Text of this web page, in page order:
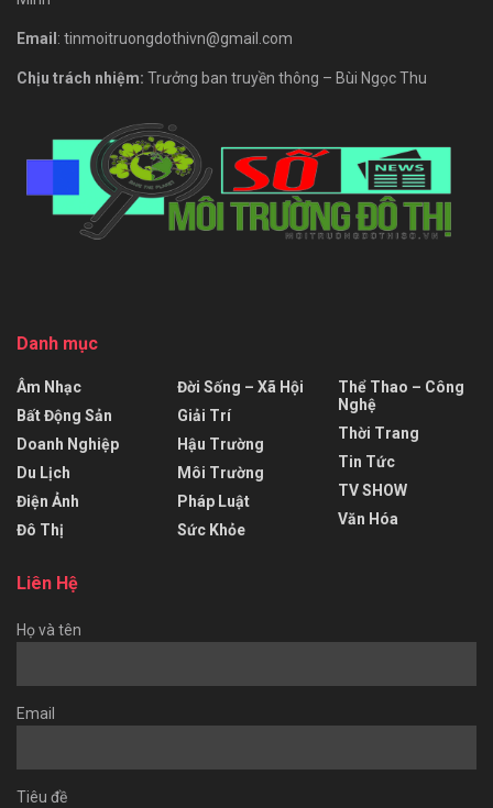
Email: tinmoitruongdothivn@gmail.com
Chịu trách nhiệm: Trưởng ban truyền thông – Bùi Ngọc Thu
Danh mục
Âm Nhạc
Bất Động Sản
Doanh Nghiệp
Du Lịch
Điện Ảnh
Đô Thị
Đời Sống – Xã Hội
Giải Trí
Hậu Trường
Môi Trường
Pháp Luật
Sức Khỏe
Thể Thao – Công
Nghệ
Thời Trang
Tin Tức
TV SHOW
Văn Hóa
Liên Hệ
Họ và tên
Email
Tiêu đề